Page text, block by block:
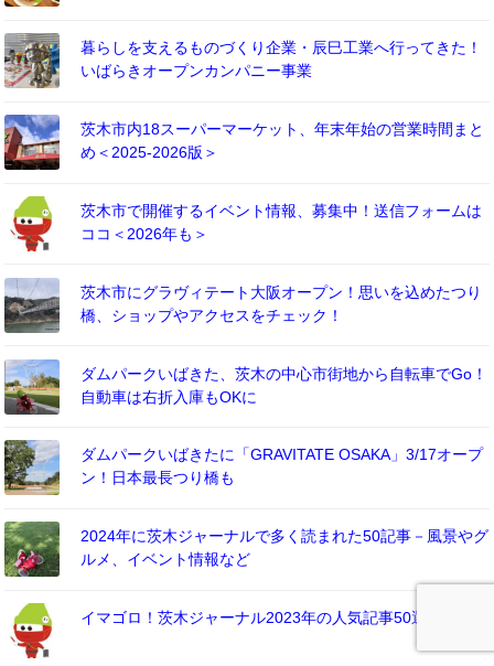
暮らしを支えるものづくり企業・辰巳工業へ行ってきた！
いばらきオープンカンパニー事業
茨木市内18スーパーマーケット、年末年始の営業時間まと
め＜2025-2026版＞
茨木市で開催するイベント情報、募集中！送信フォームは
ココ＜2026年も＞
茨木市にグラヴィテート大阪オープン！思いを込めたつり
橋、ショップやアクセスをチェック！
ダムパークいばきた、茨木の中心市街地から自転車でGo！
自動車は右折入庫もOKに
ダムパークいばきたに「GRAVITATE OSAKA」3/17オープ
ン！日本最長つり橋も
2024年に茨木ジャーナルで多く読まれた50記事－風景やグ
ルメ、イベント情報など
イマゴロ！茨木ジャーナル2023年の人気記事50選